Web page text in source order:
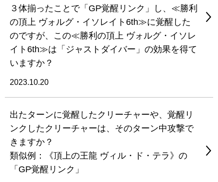
３体揃ったことで「GP覚醒リンク」し、≪勝利
の頂上 ヴォルグ・イソレイト6th≫に覚醒した
のですが、この≪勝利の頂上 ヴォルグ・イソレ
イト6th≫は「ジャストダイバー」の効果を得て
いますか？
2023.10.20
出たターンに覚醒したクリーチャーや、覚醒リ
ンクしたクリーチャーは、そのターン中攻撃で
きますか？
類似例：《頂上の王龍 ヴィル・ド・テラ》の
「GP覚醒リンク」